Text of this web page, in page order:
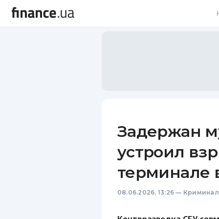
Задержан
устроил
терминале
08.06.2026, 13:26 — Криминал